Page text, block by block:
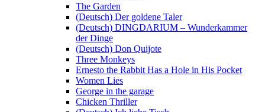
The Garden
(Deutsch) Der goldene Taler
(Deutsch) DINGDARIUM – Wunderkammer
der Dinge
(Deutsch) Don Quijote
Three Monkeys
Ernesto the Rabbit Has a Hole in His Pocket
Women Lies
George in the garage
Chicken Thriller